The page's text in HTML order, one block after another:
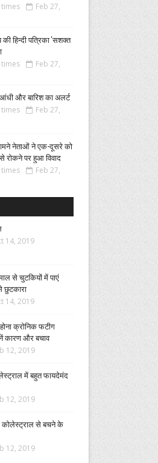
Feb 27,
हिन्दी पत्रिका 'सशक्त
Feb 27,
और बारिश का अलर्ट
Feb 27,
नेताओं ने एक-दूसरे को
रोकने पर हुआ विवाद
Feb 27,
14, 2019
से चुटकियों में पाएं
14, 2019
क्रोनिक फटीग
कारण और बचाव
12, 2019
में बहुत फायदेमंद
12, 2019
कोलेस्ट्राल से बचने के
12, 2019